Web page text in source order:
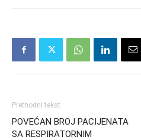
Prethodni tekst
POVEĆAN BROJ PACIJENATA
SA RESPIRATORNIM